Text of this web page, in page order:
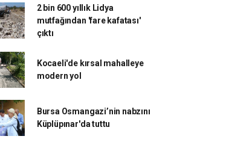
2 bin 600 yıllık Lidya
mutfağından 'fare kafatası'
çıktı
Kocaeli'de kırsal mahalleye
modern yol
Bursa Osmangazi’nin nabzını
Küplüpınar'da tuttu